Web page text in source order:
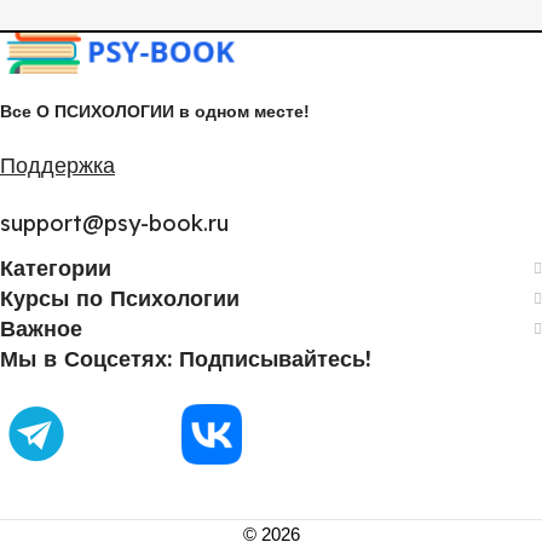
Все О ПСИХОЛОГИИ в одном месте!
Поддержка
support@psy-book.ru
Категории
Курсы по Психологии
Важное
Мы в Соцсетях: Подписывайтесь!
© 2026